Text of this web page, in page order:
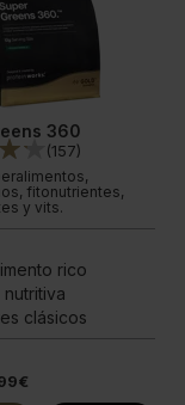
360
(157)
fitonutrientes,
y vits.
rico
nutritiva
clásicos